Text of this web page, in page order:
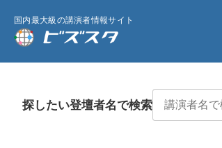
国内最大級の講演者情報サイト
探したい登壇者名で検索